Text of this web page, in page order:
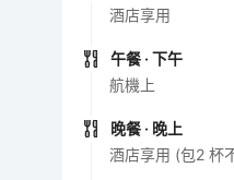
酒店享用
午餐 · 下午
航機上
晚餐 · 晚上
酒店享用 (包2 杯